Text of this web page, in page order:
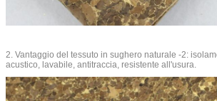
2. Vantaggio del tessuto in sughero naturale -2:
acustico, lavabile, antitraccia, resistente all'usura.